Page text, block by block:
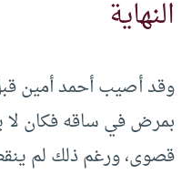
النهاية
وقد أصيب أحمد أمين
بمرض في ساقه فكان لا
قصوى، ورغم ذلك لم